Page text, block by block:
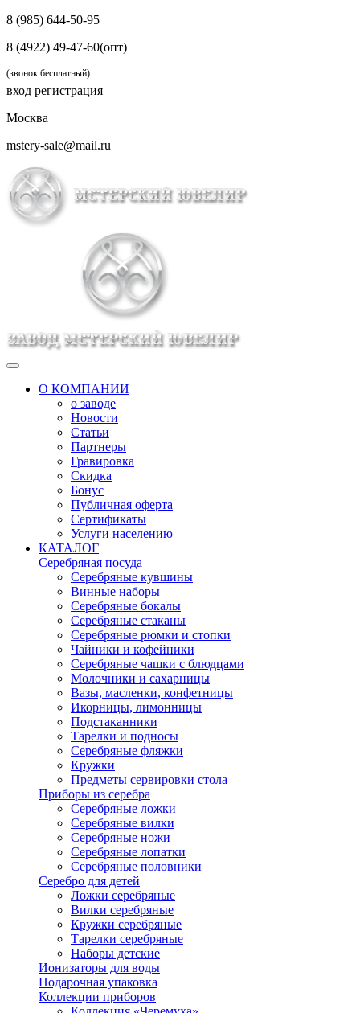
8 (985) 644-50-95
8 (4922) 49-47-60(опт)
(звонок бесплатный)
вход регистрация
Москва
mstery-sale@mail.ru
О КОМПАНИИ
о заводе
Новости
Статьи
Партнеры
Гравировка
Скидка
Бонус
Публичная оферта
Сертификаты
Услуги населению
КАТАЛОГ
Серебряная посуда
Серебряные кувшины
Винные наборы
Серебряные бокалы
Серебряные стаканы
Серебряные рюмки и стопки
Чайники и кофейники
Серебряные чашки с блюдцами
Молочники и сахарницы
Вазы, масленки, конфетницы
Икорницы, лимонницы
Подстаканники
Тарелки и подносы
Серебряные фляжки
Кружки
Предметы сервировки стола
Приборы из серебра
Серебряные ложки
Серебряные вилки
Серебряные ножи
Серебряные лопатки
Серебряные половники
Серебро для детей
Ложки серебряные
Вилки серебряные
Кружки серебряные
Тарелки серебряные
Наборы детские
Ионизаторы для воды
Подарочная упаковка
Коллекции приборов